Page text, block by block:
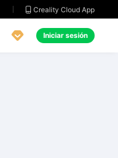
 Creality Cloud App
 Iniciar sesión